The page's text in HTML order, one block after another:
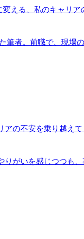
える、私のキャリア
筆者。前職で、現
アの不安を乗り越え
りがいを感じつつ